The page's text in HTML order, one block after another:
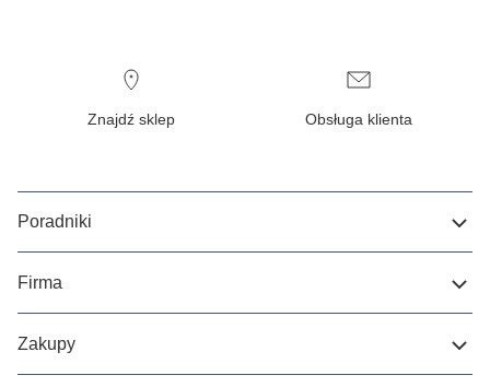
Znajdź sklep Obsługa klienta
Poradniki
Firma
Zakupy